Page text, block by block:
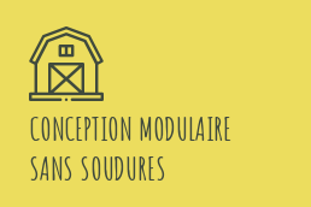
CONCEPTION MODULAIRE
SANS SOUDURES